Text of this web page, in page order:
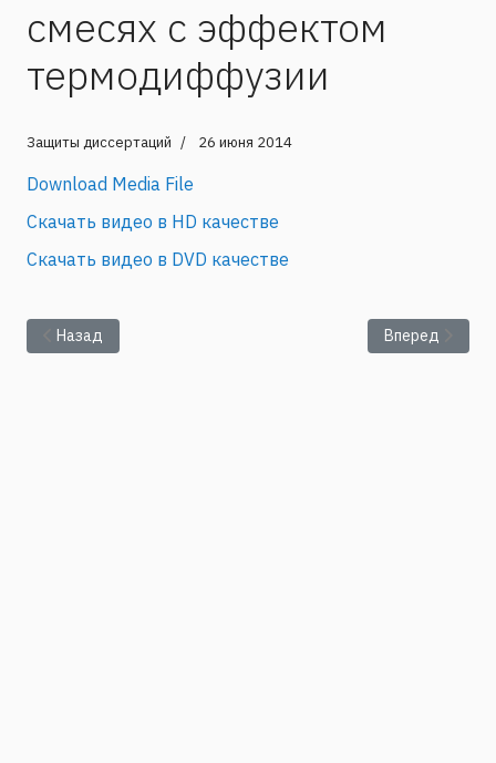
смесях с эффектом
термодиффузии
Защиты диссертаций 26 июня 2014
Download Media File
Скачать видео в HD качестве
Скачать видео в DVD качестве
Предыдущий: Т.В. Третьякова: Пространственно-
Назад Следующий:
Вперед